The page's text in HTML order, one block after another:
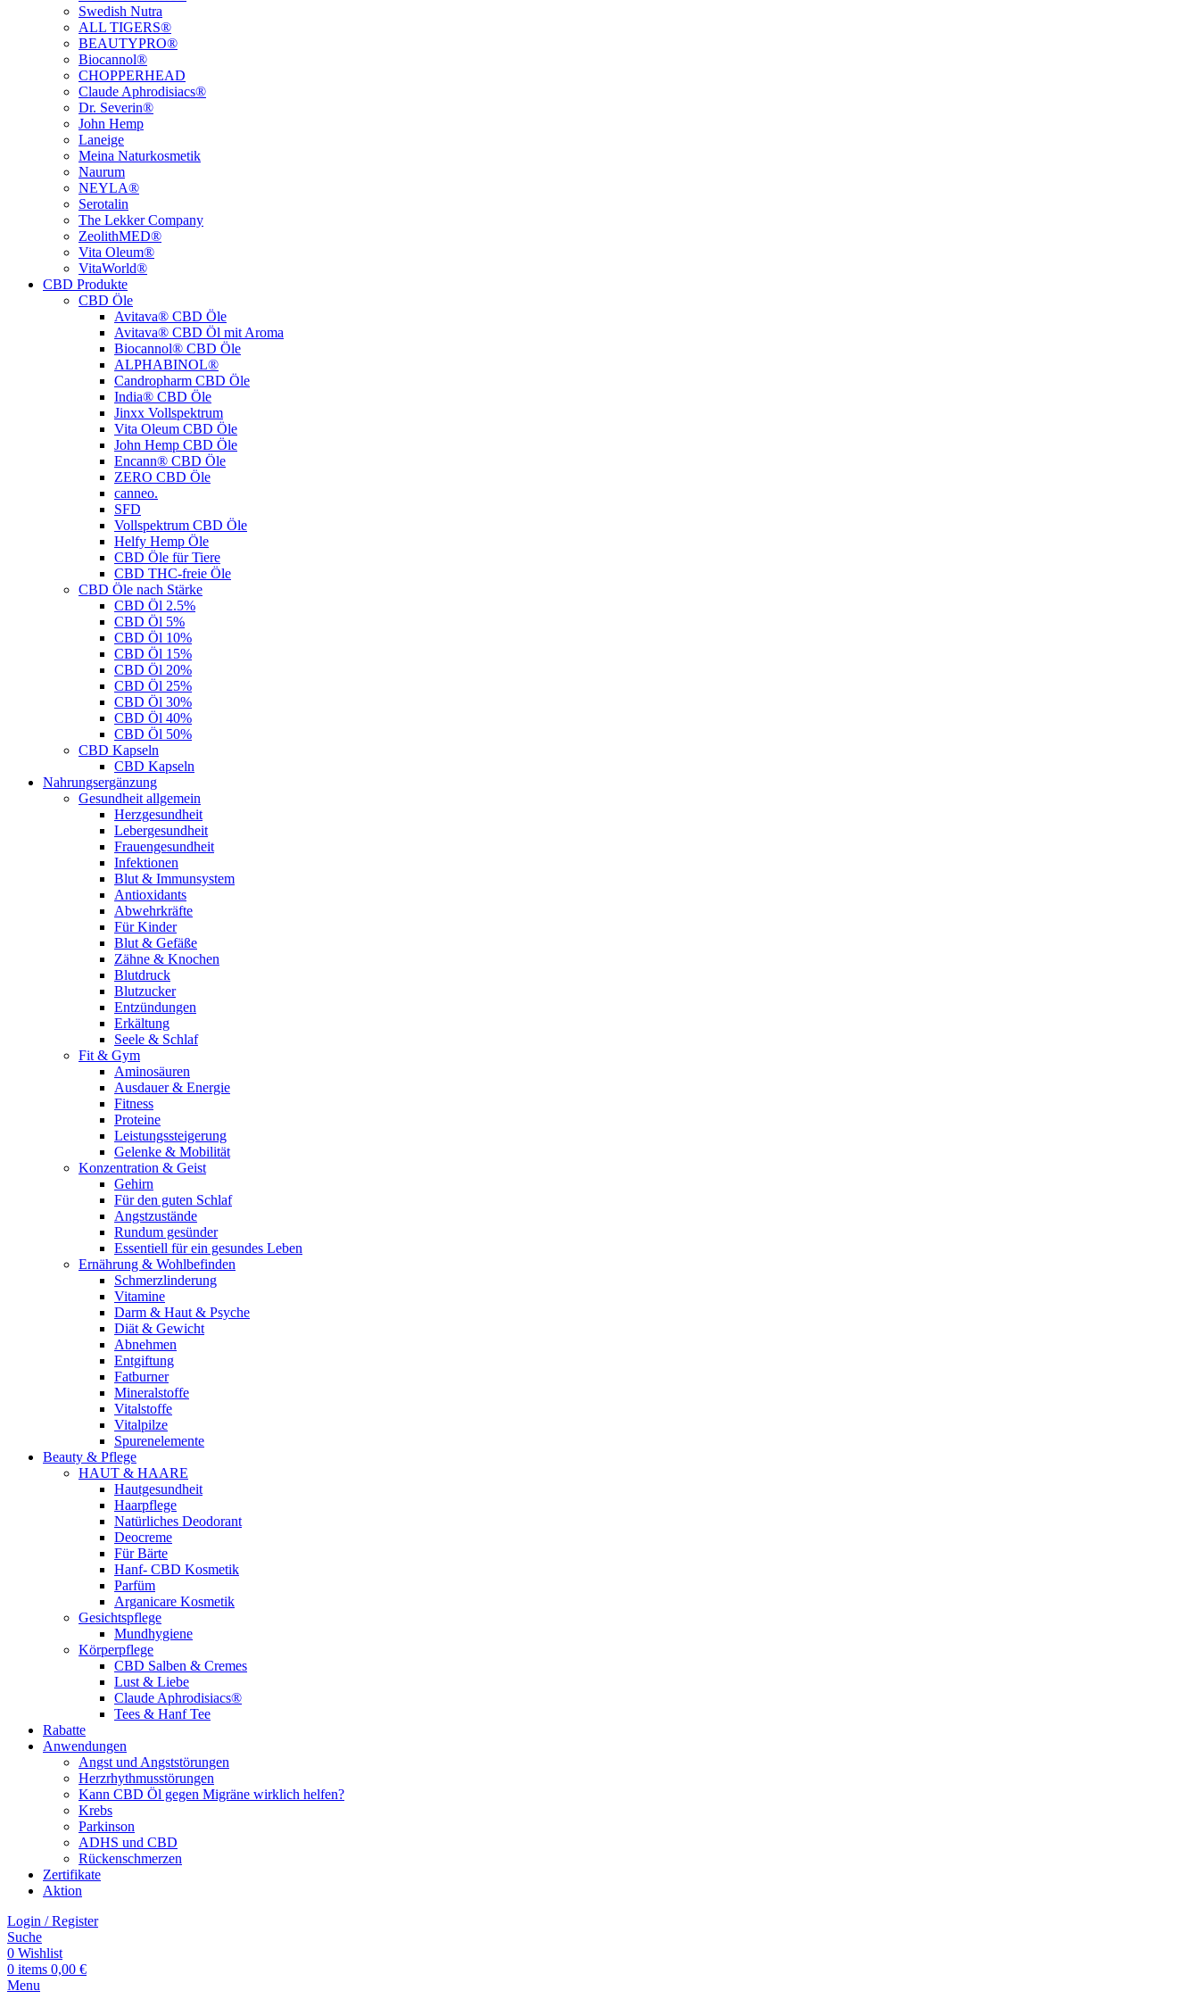
Swedish Nutra
ALL TIGERS®
BEAUTYPRO®
Biocannol®
CHOPPERHEAD
Claude Aphrodisiacs®
Dr. Severin®
John Hemp
Laneige
Meina Naturkosmetik
Naurum
NEYLA®
Serotalin
The Lekker Company
ZeolithMED®
Vita Oleum®
VitaWorld®
CBD Produkte
CBD Öle
Avitava® CBD Öle
Avitava® CBD Öl mit Aroma
Biocannol® CBD Öle
ALPHABINOL®
Candropharm CBD Öle
India® CBD Öle
Jinxx Vollspektrum
Vita Oleum CBD Öle
John Hemp CBD Öle
Encann® CBD Öle
ZERO CBD Öle
canneo.
SFD
Vollspektrum CBD Öle
Helfy Hemp Öle
CBD Öle für Tiere
CBD THC-freie Öle
CBD Öle nach Stärke
CBD Öl 2.5%
CBD Öl 5%
CBD Öl 10%
CBD Öl 15%
CBD Öl 20%
CBD Öl 25%
CBD Öl 30%
CBD Öl 40%
CBD Öl 50%
CBD Kapseln
CBD Kapseln
Nahrungsergänzung
Gesundheit allgemein
Herzgesundheit
Lebergesundheit
Frauengesundheit
Infektionen
Blut & Immunsystem
Antioxidants
Abwehrkräfte
Für Kinder
Blut & Gefäße
Zähne & Knochen
Blutdruck
Blutzucker
Entzündungen
Erkältung
Seele & Schlaf
Fit & Gym
Aminosäuren
Ausdauer & Energie
Fitness
Proteine
Leistungssteigerung
Gelenke & Mobilität
Konzentration & Geist
Gehirn
Für den guten Schlaf
Angstzustände
Rundum gesünder
Essentiell für ein gesundes Leben
Ernährung & Wohlbefinden
Schmerzlinderung
Vitamine
Darm & Haut & Psyche
Diät & Gewicht
Abnehmen
Entgiftung
Fatburner
Mineralstoffe
Vitalstoffe
Vitalpilze
Spurenelemente
Beauty & Pflege
HAUT & HAARE
Hautgesundheit
Haarpflege
Natürliches Deodorant
Deocreme
Für Bärte
Hanf- CBD Kosmetik
Parfüm
Arganicare Kosmetik
Gesichtspflege
Mundhygiene
Körperpflege
CBD Salben & Cremes
Lust & Liebe
Claude Aphrodisiacs®
Tees & Hanf Tee
Rabatte
Anwendungen
Angst und Angststörungen
Herzrhythmusstörungen
Kann CBD Öl gegen Migräne wirklich helfen?
Krebs
Parkinson
ADHS und CBD
Rückenschmerzen
Zertifikate
Aktion
Login / Register
Suche
0 Wishlist
0 items 0,00 €
Menu